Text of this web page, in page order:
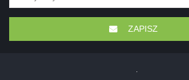
ZAPISZ